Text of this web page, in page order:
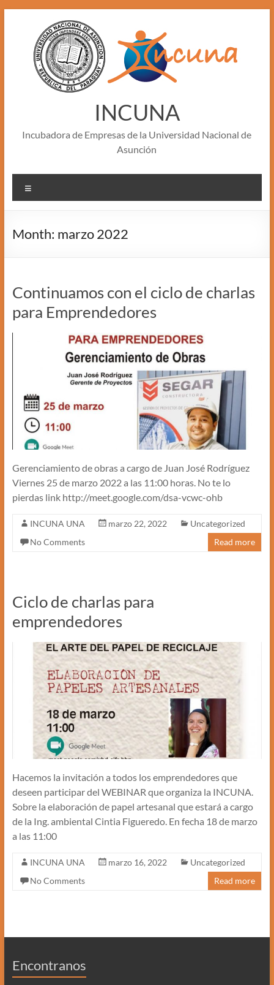
content
INCUNA
Incubadora de Empresas de la Universidad Nacional de
Asunción
Month: marzo 2022
Continuamos con el ciclo de charlas
para Emprendedores
Gerenciamiento de obras a cargo de Juan José Rodríguez
Viernes 25 de marzo 2022 a las 11:00 horas. No te lo
pierdas link http://meet.google.com/dsa-vcwc-ohb
INCUNA UNA marzo 22, 2022
Uncategorized
No Comments
Read more
Ciclo de charlas para
emprendedores
Hacemos la invitación a todos los emprendedores que
deseen participar del WEBINAR que organiza la INCUNA.
Sobre la elaboración de papel artesanal que estará a cargo
de la Ing. ambiental Cintia Figueredo. En fecha 18 de marzo
a las 11:00
INCUNA UNA marzo 16, 2022
Uncategorized
No Comments
Read more
Encontranos